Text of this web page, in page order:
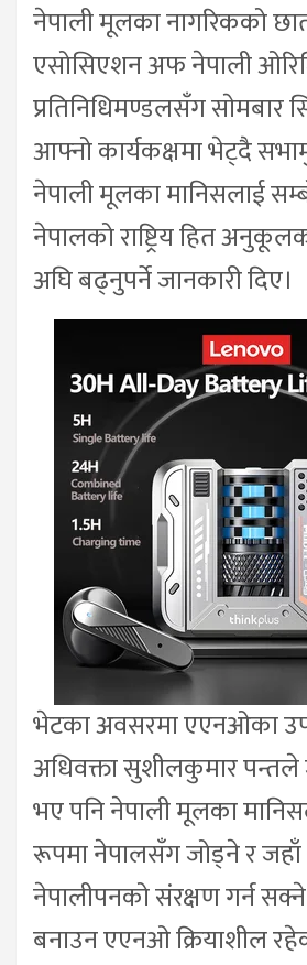
नेपाली मूलका नागरिकको
एसोसिएशन अफ नेपाली
प्रतिनिधिमण्डलसँग साेमबार
आफ्नो कार्यकक्षमा भेट्दै
नेपाली मूलका मानिसलाई
नेपालको राष्ट्रिय हित
अघि बढ्नुपर्ने जानकारी दिए।
भेटका अवसरमा एएनओका
अधिवक्ता सुशीलकुमार
भए पनि नेपाली मूलका
रूपमा नेपालसँग जोड्ने र
नेपालीपनको संरक्षण गर्न
बनाउन एएनओ क्रियाशील